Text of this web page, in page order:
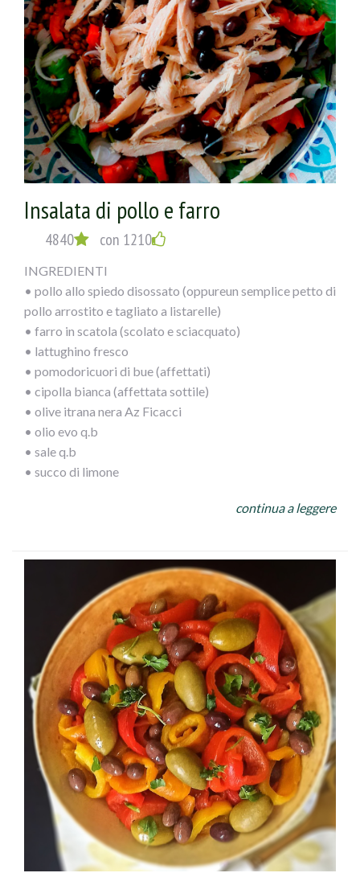
Insalata di pollo e farro
4840 con 1210
INGREDIENTI
• pollo allo spiedo disossato (oppureun semplice petto di
pollo arrostito e tagliato a listarelle)
• farro in scatola (scolato e sciacquato)
• lattughino fresco
• pomodoricuori di bue (affettati)
• cipolla bianca (affettata sottile)
• olive itrana nera Az Ficacci
• olio evo q.b
• sale q.b
• succo di limone
le olive. Condite con olio a filo, sale e succo di limone.
Una bella mescolata e potete servire!
continua a leggere